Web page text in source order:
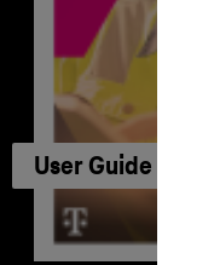
User Guide